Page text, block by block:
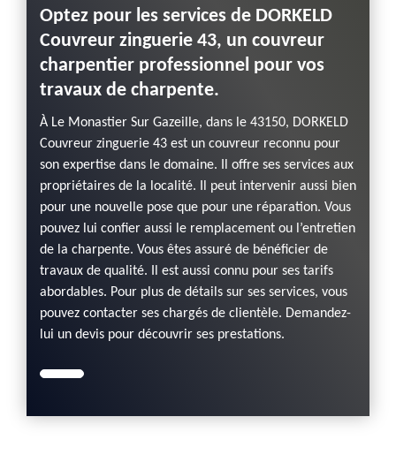
Optez pour les services de DORKELD
Couvreur zinguerie 43, un couvreur
charpentier professionnel pour vos
travaux de charpente.
À Le Monastier Sur Gazeille, dans le 43150, DORKELD
Couvreur zinguerie 43 est un couvreur reconnu pour
son expertise dans le domaine. Il offre ses services aux
propriétaires de la localité. Il peut intervenir aussi bien
pour une nouvelle pose que pour une réparation. Vous
pouvez lui confier aussi le remplacement ou l’entretien
de la charpente. Vous êtes assuré de bénéficier de
travaux de qualité. Il est aussi connu pour ses tarifs
abordables. Pour plus de détails sur ses services, vous
pouvez contacter ses chargés de clientèle. Demandez-
lui un devis pour découvrir ses prestations.